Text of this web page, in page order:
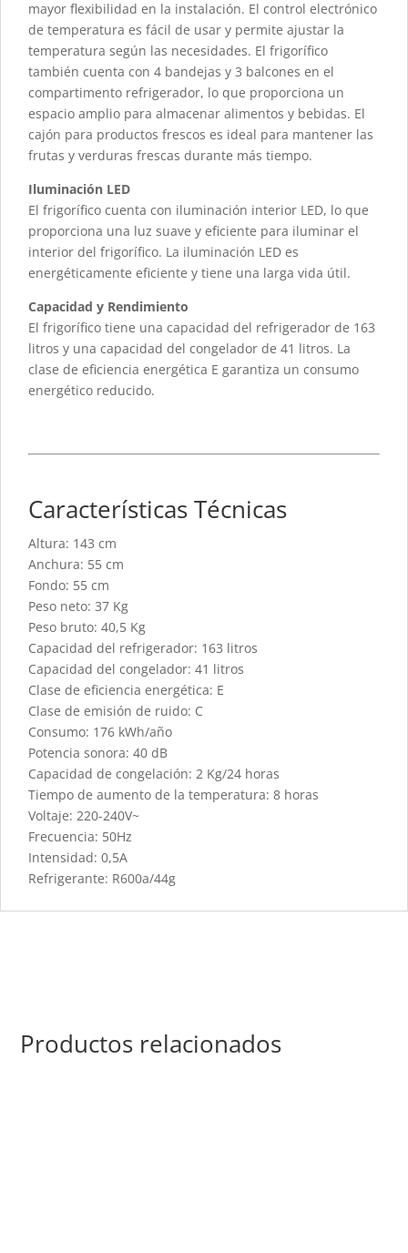
mayor flexibilidad en la instalación. El control electrónico
de temperatura es fácil de usar y permite ajustar la
temperatura según las necesidades. El frigorífico
también cuenta con 4 bandejas y 3 balcones en el
compartimento refrigerador, lo que proporciona un
espacio amplio para almacenar alimentos y bebidas. El
cajón para productos frescos es ideal para mantener las
frutas y verduras frescas durante más tiempo.
Iluminación LED
El frigorífico cuenta con iluminación interior LED, lo que
proporciona una luz suave y eficiente para iluminar el
interior del frigorífico. La iluminación LED es
energéticamente eficiente y tiene una larga vida útil.
Capacidad y Rendimiento
El frigorífico tiene una capacidad del refrigerador de 163
litros y una capacidad del congelador de 41 litros. La
clase de eficiencia energética E garantiza un consumo
energético reducido.
Características Técnicas
Altura: 143 cm
Anchura: 55 cm
Fondo: 55 cm
Peso neto: 37 Kg
Peso bruto: 40,5 Kg
Capacidad del refrigerador: 163 litros
Capacidad del congelador: 41 litros
Clase de eficiencia energética: E
Clase de emisión de ruido: C
Consumo: 176 kWh/año
Potencia sonora: 40 dB
Capacidad de congelación: 2 Kg/24 horas
Tiempo de aumento de la temperatura: 8 horas
Voltaje: 220-240V~
Frecuencia: 50Hz
Intensidad: 0,5A
Refrigerante: R600a/44g
Productos relacionados